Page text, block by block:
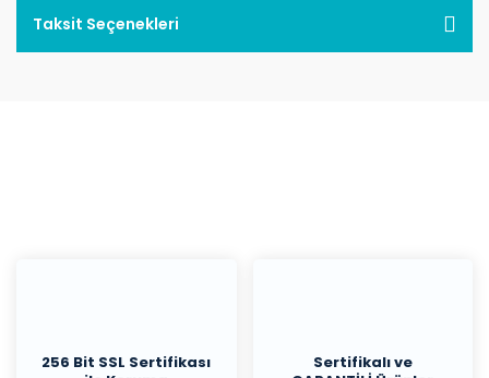
Taksit Seçenekleri
256 Bit SSL Sertifikası
Sertifikalı ve